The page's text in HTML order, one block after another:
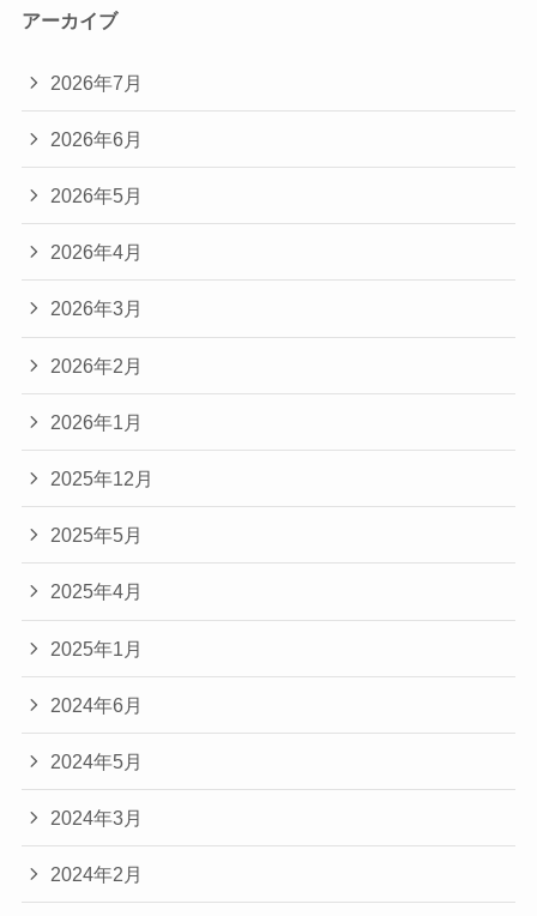
アーカイブ
2026年7月
2026年6月
2026年5月
2026年4月
2026年3月
2026年2月
2026年1月
2025年12月
2025年5月
2025年4月
2025年1月
2024年6月
2024年5月
2024年3月
2024年2月